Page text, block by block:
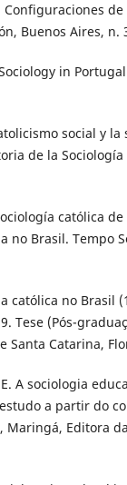
Configuraciones
Buenos Aires, n.
Sociology in
social y
de la
católica
no Brasil. Tempo
católica no Brasil
Tese (Pós-
Santa Catarina,
E. A sociologia
a partir do
Maringá, Editora